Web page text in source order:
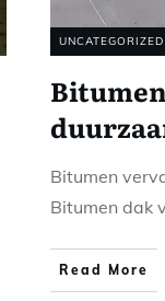
UNCATEGORIZED
Bitumen
Bitumen dak
Read More